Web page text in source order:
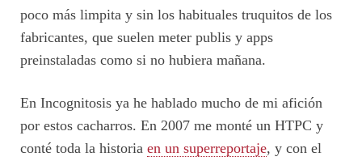
poco más limpita y sin los habituales truquitos de los
fabricantes, que suelen meter publis y apps
preinstaladas como si no hubiera mañana.
En Incognitosis ya he hablado mucho de mi afición
por estos cacharros. En 2007 me monté un HTPC y
conté toda la historia en un superreportaje, y con el